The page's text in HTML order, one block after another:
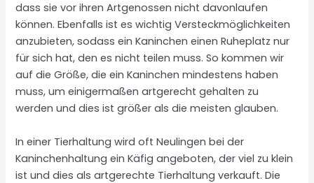
dass sie vor ihren Artgenossen nicht davonlaufen
können. Ebenfalls ist es wichtig Versteckmöglichkeiten
anzubieten, sodass ein Kaninchen einen Ruheplatz nur
für sich hat, den es nicht teilen muss. So kommen wir
auf die Größe, die ein Kaninchen mindestens haben
muss, um einigermaßen artgerecht gehalten zu
werden und dies ist größer als die meisten glauben.
In einer Tierhaltung wird oft Neulingen bei der
Kaninchenhaltung ein Käfig angeboten, der viel zu klein
ist und dies als artgerechte Tierhaltung verkauft. Die